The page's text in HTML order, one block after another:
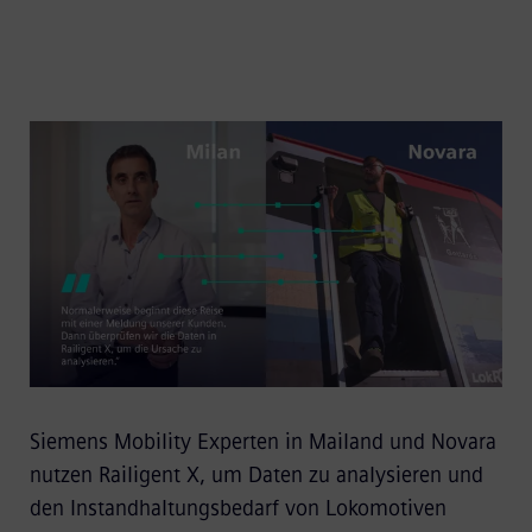
Siemens Mobility Experten in Mailand und Novara
nutzen Railigent X, um Daten zu analysieren und
den Instandhaltungsbedarf von Lokomotiven